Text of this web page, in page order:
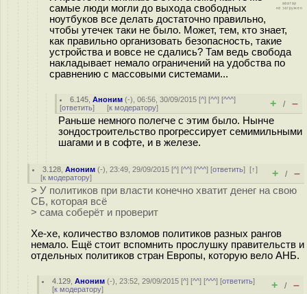
самые люди могли до выхода свободных
ноутбуков все делать достаточно правильно,
чтобы утечек таки не было. Может, тем, кто знает,
как правильно организовать безопасность, такие
устройства и вовсе не сдались? Там ведь свобода
накладывает немало ограничений на удобства по
сравнению с массовыми системами...
6.145 ,Аноним (-), 06:56, 30/09/2015 [^] [^^] [^^^]
[ответить] [к модератору] + / –
Раньше немного полегче с этим было. Нынче
зондостроительство прогрессирует семимильными
шагами и в софте, и в железе.
3.128 ,Аноним (-), 23:49, 29/09/2015 [^] [^^] [^^^] [ответить][↑]
[к модератору] + / –
> У политиков при власти конечно хватит денег на свою
СБ, которая всё
> сама соберёт и проверит
Хе-хе, количество взломов политиков разных рангов
немало. Ещё стоит вспомнить прослушку правительств и
отдельных политиков стран Европы, которую вело АНБ.
4.129 ,Аноним (-), 23:52, 29/09/2015 [^] [^^] [^^^] [ответить]
[к модератору] + / –